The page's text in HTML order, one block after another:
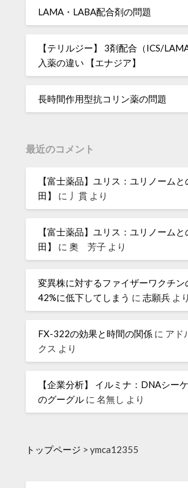
LAMA・LABA配合剤の問題
【テリルジー】 3剤配合（ICS/
入薬の違い 【エナジア】
長時間作用型抗コリン薬の問題
最近のコメント
【富士薬品】ユリス：ユリノーム
田】
に 丿貫 より
【富士薬品】ユリス：ユリノーム
田】
に奧 芳子 より
変異株に対するファイザーワクチン
42%に低下してしまう に志願兵 より
FX-322の効果と時間の関係 に アド
クス より
【企業分析】 イルミナ：DNAシー
のグーグル に名無し より
トップページ >ymca12355